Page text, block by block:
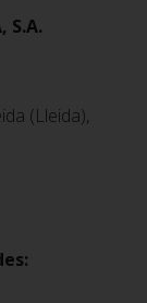
S.A.
(Lleida),